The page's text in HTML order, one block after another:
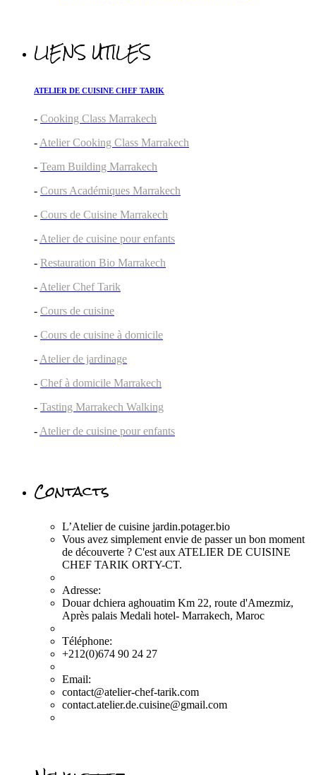
LIENS UTILES
ATELIER DE CUISINE CHEF TARIK
- Cooking Class Marrakech
- Atelier Cooking Class Marrakech
- Team Building Marrakech
- Cours Académiques Marrakech
- Cours de Cuisine Marrakech
- Atelier de cuisine pour enfants
- Restauration Bio Marrakech
- Atelier Chef Tarik
- Cours de cuisine
- Cours de cuisine à domicile
- Atelier de jardinage
- Chef à domicile Marrakech
- Tasting Marrakech Walking
- Atelier de cuisine pour enfants
Contacts
L’Atelier de cuisine jardin.potager.bio
Vous avez simplement envie de passer un bon moment
de découverte ? C'est aux ATELIER DE CUISINE
CHEF TARIK ORTY-CT.
Adresse:
Douar dchiera aghouatim Km 22, route d'Amezmiz,
Après palais Medali hotel- Marrakech, Maroc
Téléphone:
+212(0)674 90 24 27
Email:
contact@atelier-chef-tarik.com
contact.atelier.de.cuisine@gmail.com